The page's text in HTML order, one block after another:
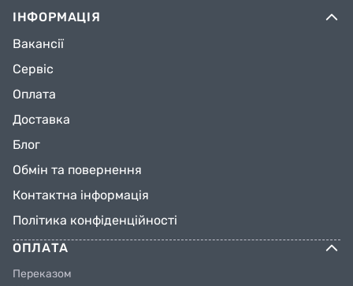
ІНФОРМАЦІЯ
Вакансії
Сервіс
Оплата
Доставка
Блог
Обмін та повернення
Контактна інформація
Політика конфіденційності
ОПЛАТА
Переказом